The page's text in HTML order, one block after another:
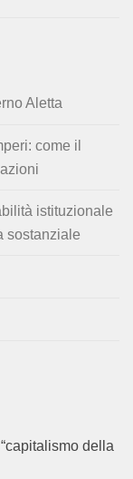
Aletta
come il
istituzionale
sostanziale
della